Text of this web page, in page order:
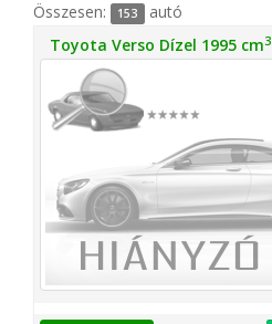
Összesen: 153 autó
Toyota Verso Dízel 1995 cm3